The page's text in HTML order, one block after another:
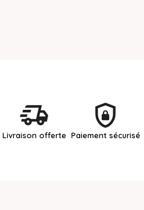
Livraison offerte Paiement sécurisé